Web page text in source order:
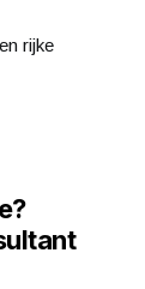
rijke